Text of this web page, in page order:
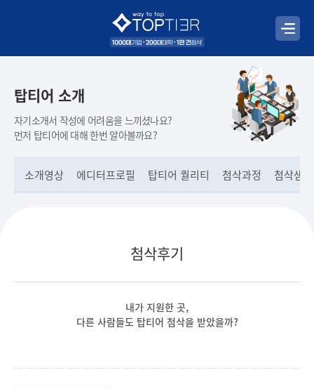
탑티어 소개
자기소개서 작성에 어려움을 느끼셨나요?
먼저 탑티어에 대해 한번 알아볼까요?
소개영상 에디터프로필 탑티어 퀄리티 첨삭과정 첨삭샘플
첨삭후기
내가 지원한 곳,
다른 사람들도 탑티어 첨삭을 받았을까?